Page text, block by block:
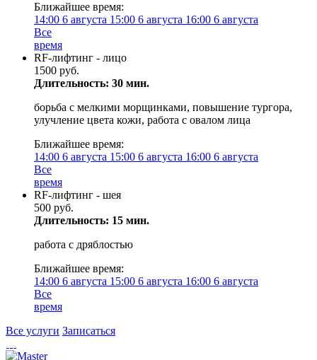
Ближайшее время:
14:00 6 августа 15:00 6 августа 16:00 6 августа
Все
время
RF-лифтинг - лицо
1500 руб.
Длительность: 30 мин.
борьба с мелкими морщинками, повышение тургора,
улучление цвета кожи, работа с овалом лица
Ближайшее время:
14:00 6 августа 15:00 6 августа 16:00 6 августа
Все
время
RF-лифтинг - шея
500 руб.
Длительность: 15 мин.
работа с дряблостью
Ближайшее время:
14:00 6 августа 15:00 6 августа 16:00 6 августа
Все
время
Все услуги Записаться